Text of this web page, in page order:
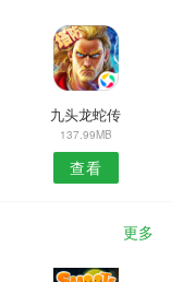
九头龙蛇传
137.99MB
查看
更多